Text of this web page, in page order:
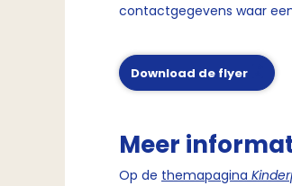
contactgegevens waar
Download de flyer
Meer
Op de themapagina